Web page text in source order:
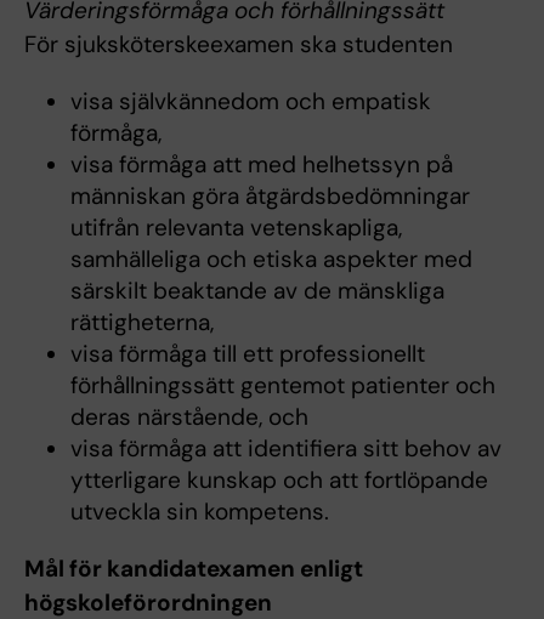
Värderingsförmåga och förhållningssätt
För sjuksköterskeexamen ska studenten
visa självkännedom och empatisk
förmåga,
visa förmåga att med helhetssyn på
människan göra åtgärdsbedömningar
utifrån relevanta vetenskapliga,
samhälleliga och etiska aspekter med
särskilt beaktande av de mänskliga
rättigheterna,
visa förmåga till ett professionellt
förhållningssätt gentemot patienter och
deras närstående, och
visa förmåga att identifiera sitt behov av
ytterligare kunskap och att fortlöpande
utveckla sin kompetens.
Mål för kandidatexamen enligt
högskoleförordningen